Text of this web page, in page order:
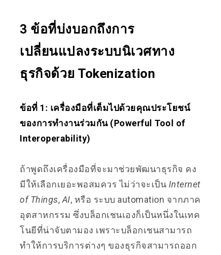
3 ข้อที่บ่งบอกถึงการ
เปลี่ยนแปลงระบบนิเวศทาง
ธุรกิจด้วย Tokenization
ข้อที่ 1: เครื่องมือที่เต็มไปด้วยคุณประโยชน์
ของการทำงานร่วมกัน (Powerful Tool of
Interoperability)
ถ้าพูดถึงเครื่องมือที่จะมาช่วยพัฒนาธุรกิจ คง
มีให้เลือกเยอะพอสมควร ไม่ว่าจะเป็น Internet
of Things, AI, หรือ ระบบ automation จากภาค
อุตสาหกรรม ซึ่งบล็อกเชนเองก็เป็นหนึ่งในเทค
โนยีที่น่าจับตามอง เพราะบล็อกเชนสามารถ
ทำให้การบริการต่างๆ ของธุรกิจสามารถออก